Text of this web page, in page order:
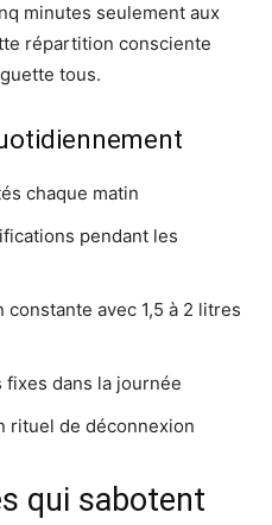
minutes seulement aux
répartition consciente
tous.
chaque matin
pendant les
avec 1,5 à 2 litres
dans la journée
rituel de déconnexion
qui sabotent